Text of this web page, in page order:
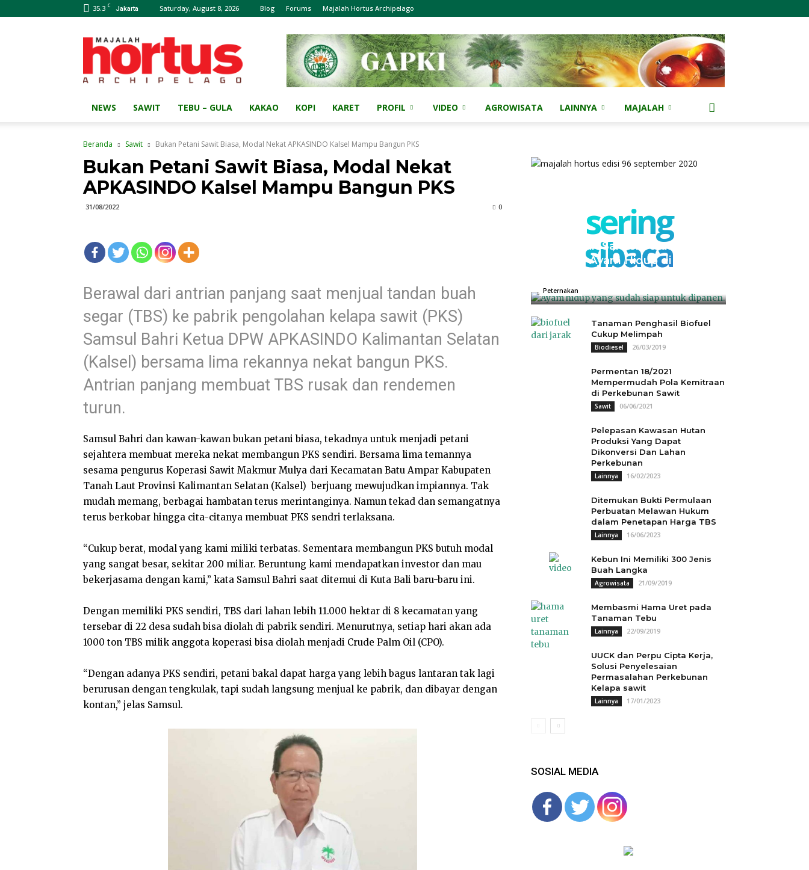
35.3 C Jakarta Saturday, August 8, 2026 Blog Forums Majalah Hortus Archipelago
Majalah
HORTUS
Archipelago
NEWS SAWIT TEBU – GULA KAKAO KOPI KARET PROFIL VIDEO AGROWISATA LAINNYA MAJALAH
Beranda Sawit Bukan Petani Sawit Biasa, Modal Nekat APKASINDO Kalsel Mampu Bangun PKS
Bukan Petani Sawit Biasa, Modal Nekat
APKASINDO Kalsel Mampu Bangun PKS
31/08/2022 0
Berawal dari antrian panjang saat menjual tandan buah
segar (TBS) ke pabrik pengolahan kelapa sawit (PKS)
Samsul Bahri Ketua DPW APKASINDO Kalimantan Selatan
(Kalsel) bersama lima rekannya nekat bangun PKS.
Antrian panjang membuat TBS rusak dan rendemen
turun.
Samsul Bahri dan kawan-kawan bukan petani biasa, tekadnya untuk menjadi petani
sejahtera membuat mereka nekat membangun PKS sendiri. Bersama lima temannya
sesama pengurus Koperasi Sawit Makmur Mulya dari Kecamatan Batu Ampar Kabupaten
Tanah Laut Provinsi Kalimantan Selatan (Kalsel) berjuang mewujudkan impiannya. Tak
mudah memang, berbagai hambatan terus merintanginya. Namun tekad dan semangatnya
terus berkobar hingga cita-citanya membuat PKS sendri terlaksana.
“Cukup berat, modal yang kami miliki terbatas. Sementara membangun PKS butuh modal
yang sangat besar, sekitar 200 miliar. Beruntung kami mendapatkan investor dan mau
bekerjasama dengan kami,” kata Samsul Bahri saat ditemui di Kuta Bali baru-baru ini.
Dengan memiliki PKS sendiri, TBS dari lahan lebih 11.000 hektar di 8 kecamatan yang
tersebar di 22 desa sudah bisa diolah di pabrik sendiri. Menurutnya, setiap hari akan ada
1000 ton TBS milik anggota koperasi bisa diolah menjadi Crude Palm Oil (CPO).
“Dengan adanya PKS sendiri, petani bakal dapat harga yang lebih bagus lantaran tak lagi
berurusan dengan tengkulak, tapi sudah langsung menjual ke pabrik, dan dibayar dengan
kontan,” jelas Samsul.
sering
sibaca
Kementan Sanksi Perusahaan
NH, Jual Ayam Hidup di Bawah
Peternakan
Tanaman Penghasil Biofuel
Cukup Melimpah
Biodiesel 26/03/2019
Permentan 18/2021
Mempermudah Pola Kemitraan
di Perkebunan Sawit
Sawit 06/06/2021
Pelepasan Kawasan Hutan
Produksi Yang Dapat
Dikonversi Dan Lahan
Perkebunan
Lainnya 16/02/2023
Ditemukan Bukti Permulaan
Perbuatan Melawan Hukum
dalam Penetapan Harga TBS
Lainnya 16/06/2023
Kebun Ini Memiliki 300 Jenis
Buah Langka
Agrowisata 21/09/2019
Membasmi Hama Uret pada
Tanaman Tebu
Lainnya 22/09/2019
UUCK dan Perpu Cipta Kerja,
Solusi Penyelesaian
Permasalahan Perkebunan
Kelapa sawit
Lainnya 17/01/2023
SOSIAL MEDIA